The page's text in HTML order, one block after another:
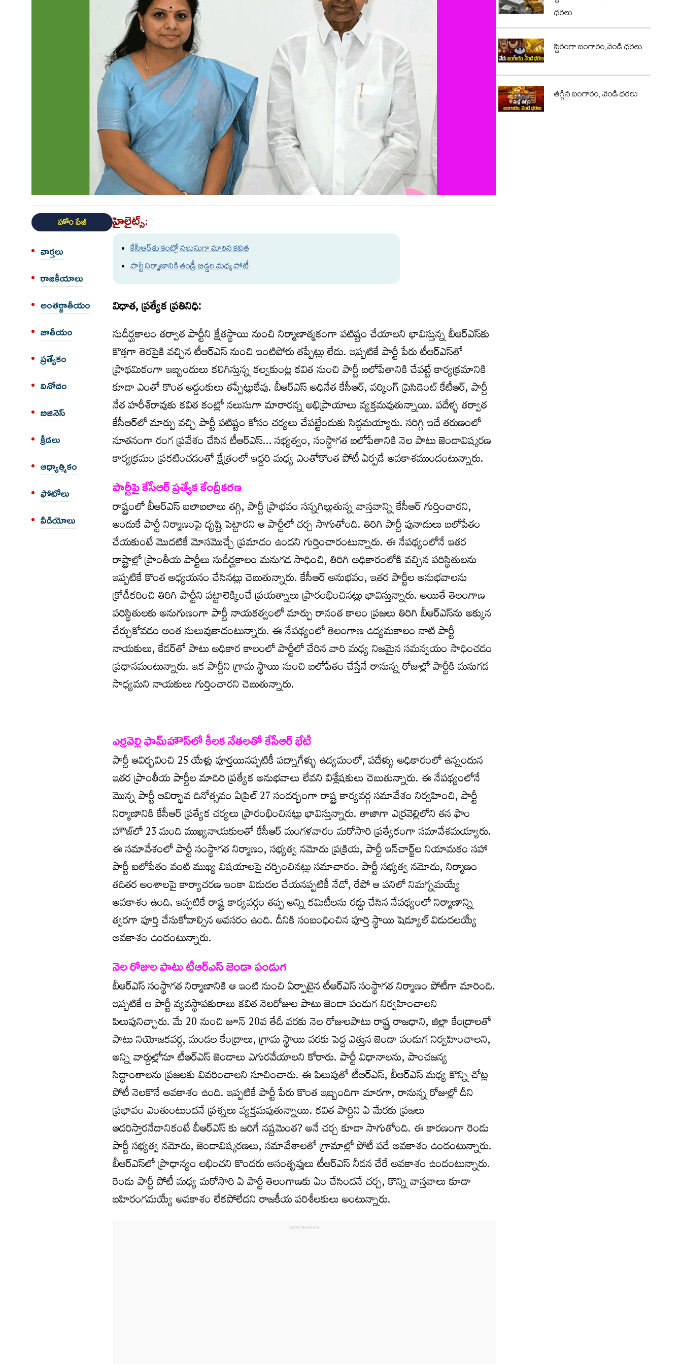
హోం పేజీ
వార్త‌లు
రాజకీయాలు
అంత‌ర్జాతీయం
జాతీయం
ప్రత్యేకం
వినోదం
బిజినెస్
క్రీడలు
ఆధ్యాత్మికం
ఫోటోలు
వీడియోలు
హైలైట్స్:
కేసీఆర్‌‌కు కంట్లో నలుసుగా మారిన కవిత
పార్టీ నిర్మాణానికి తండ్రీ బిడ్డల మధ్య పోటీ
విధాత, ప్రత్యేక ప్రతినిధి:
సుదీర్ఘకాలం తర్వాత పార్టీని క్షేతస్థాయి నుంచి నిర్మాణాత్మకంగా పటిష్టం చేయాలని భావిస్తున్న బీఆర్ఎస్‌కు
కొత్తగా తెరపైకి వచ్చిన టీఆర్ఎస్ నుంచి ఇంటిపోరు తప్పేట్లు లేదు. ఇప్పటికే పార్టీ పేరు టీఆర్ఎస్‌తో
ప్రాథమికంగా ఇబ్బందులు కలిగిస్తున్న కల్వకుంట్ల కవిత నుంచి పార్టీ బలోపేతానికి చేపట్టే కార్యక్రమానికి
కూడా ఎంతో కొంత అడ్డంకులు తప్పేట్లులేవు. బీఆర్ఎస్ అధినేత కేసీఆర్, వర్కింగ్ ప్రెసిడెంట్ కేటీఆర్, పార్టీ
నేత హరీశ్‌రావుకు కవిత కంట్లో నలుసుగా మారారన్న అభిప్రాయాలు వ్యక్తమవుతున్నాయి. పదేళ్ళ తర్వాత
కేసీఆర్‌లో మార్పు వచ్చి పార్టీ పటిష్టం కోసం చర్యలు చేపట్టేందుకు సిద్ధమయ్యారు. సరిగ్గి ఇదే తరుణంలో
నూతనంగా రంగ ప్రవేశం చేసిన టీఆర్ఎస్… సభ్యత్వం, సంస్థాగత బలోపేతానికి నెల పాటు జెండావిష్కరణ
కార్యక్రమం ప్రకటించడంతో క్షేత్రంలో ఇద్దరి మధ్య ఎంతోకొంత పోటీ ఏర్పడే అవకాశముందంటున్నారు.
పార్టీపై కేసీఆర్ ప్రత్యేక కేంద్రీకరణ
రాష్ట్రంలో బీఆర్ఎస్ బలాబలాలు తగ్గి, పార్టీ ప్రాభవం సన్నగిల్లుతున్న వాస్తవాన్ని కేసీఆర్‌ గుర్తించారని,
అందుకే పార్టీ నిర్మాణంపై దృష్టి పెట్టారని ఆ పార్టీలో చర్చ సాగుతోంది. తిరిగి పార్టీ పునాదులు బలోపేతం
చేయకుంటే మొదటికే మోసమొచ్చే ప్రమాదం ఉందని గుర్తించారంటున్నారు. ఈ నేపథ్యంలోనే ఇతర
రాష్ట్రాల్లో ప్రాంతీయ పార్టీలు సుదీర్ఘకాలం మనుగడ సాధించి, తిరిగి అధికారంలోకి వచ్చిన పరిస్థితులను
ఇప్పటికే కొంత అధ్యయనం చేసినట్లు చెబుతున్నారు. కేసీఆర్ అనుభవం, ఇతర పార్టీల అనుభవాలను
క్రోడీకరించి తిరిగి పార్టీని పట్టాలెక్కించే ప్రయత్నాలు ప్రారంభించినట్లు భావిస్తున్నారు. అయితే తెలంగాణ
పరిస్థితులకు అనుగుణంగా పార్టీ నాయకత్వంలో మార్పు రానంత కాలం ప్రజలు తిరిగి బీఆర్ఎస్‌ను అక్కున
చేర్చుకోవడం అంత సులువుకాదంటున్నారు. ఈ నేపథ్యంలో తెలంగాణ ఉద్యమకాలం నాటి పార్టీ
నాయకులు, కేడర్‌తో పాటు అధికార కాలంలో పార్టీలో చేరిన వారి మధ్య నిజమైన సమన్వయం సాధించడం
ప్రధానమంటున్నారు. ఇక పార్టీని గ్రామ స్థాయి నుంచి బలోపేతం చేస్తేనే రానున్న రోజుల్లో పార్టీకి మనుగడ
సాధ్యమని నాయకులు గుర్తించారని చెబుతున్నారు.
ఎర్రవెల్లి ఫామ్‌హౌస్‌లో కీలక నేతలతో కేసీఆర్‌ భేటీ
పార్టీ ఆవిర్భవించి 25 యేళ్లు పూర్తయినప్పటికీ పద్నాగేళ్ళు ఉద్యమంలో, పదేళ్ళు అధికారంలో ఉన్నందున
ఇతర ప్రాంతీయ పార్టీల మాదిరి ప్రత్యేక అనుభవాలు లేవని విశ్లేషకులు చెబుతున్నారు. ఈ నేపథ్యంలోనే
మొన్న పార్టీ ఆవిర్భావ దినోత్సవం ఏప్రిల్ 27 సందర్భంగా రాష్ట్ర కార్యవర్గ సమావేశం నిర్వహించి, పార్టీ
నిర్మాణానికి కేసీఆర్ ప్రత్యేక చర్యలు ప్రారంభించినట్లు భావిస్తున్నారు. తాజాగా ఎర్రవెల్లిలోని తన ఫాం
హౌజ్‌లో 23 మంది ముఖ్యనాయకులతో కేసీఆర్ మంగళవారం మరోసారి ప్రత్యేకంగా సమావేశమయ్యారు.
ఈ సమావేశంలో పార్టీ సంస్థాగత నిర్మాణం, సభ్యత్వ నమోదు ప్రక్రియ, పార్టీ ఇన్‌చార్జ్‌ల నియామకం సహా
పార్టీ బలోపేతం వంటి ముఖ్య విషయాలపై చర్చించినట్లు సమాచారం. పార్టీ సభ్యత్వ నమోదు, నిర్మాణం
తదితర అంశాలపై కార్యాచరణ ఇంకా విడుదల చేయనప్పటికీ నేడో, రేపో ఆ పనిలో నిమగ్నమయ్యే
అవకాశం ఉంది. ఇప్పటికే రాష్ట్ర కార్యవర్గం తప్ప అన్ని కమిటీలను రద్దు చేసిన నేపథ్యంలో నిర్మాణాన్ని
త్వరగా పూర్తి చేసుకోవాల్సిన అవసరం ఉంది. దీనికి సంబంధించిన పూర్తి స్థాయి షెడ్యూల్ విడుదలయ్యే
అవకాశం ఉందంటున్నారు.
నెల రోజుల పాటు టీఆర్ఎస్ జెండా పండుగ
బీఆర్ఎస్ సంస్థాగత నిర్మాణానికి ఆ ఇంటి నుంచి ఏర్పాటైన టీఆర్ఎస్ సంస్థాగత నిర్మాణం పోటీగా మారింది.
ఇప్పటికే ఆ పార్టీ వ్యవస్థాపకురాలు కవిత నెలరోజుల పాటు జెండా పండుగ నిర్వహించాలని
పిలుపునిచ్చారు. మే 20 నుంచి జూన్ 20వ తేదీ వరకు నెల రోజులపాటు రాష్ట్ర రాజధాని, జిల్లా కేంద్రాలతో
పాటు నియోజకవర్గ, మండల కేంద్రాలు, గ్రామ స్థాయి వరకు పెద్ద ఎత్తున జెండా పండుగ నిర్వహించాలని,
అన్ని వార్డుల్లోనూ టీఆర్ఎస్ జెండాలు ఎగురవేయాలని కోరారు. పార్టీ విధానాలను, పాంచజన్య
సిద్ధాంతాలను ప్రజలకు వివరించాలని సూచించారు. ఈ పిలుపుతో టీఆర్ఎస్, బీఆర్ఎస్ మధ్య కొన్ని చోట్ల
పోటీ నెలకొనే అవకాశం ఉంది. ఇప్పటికే పార్టీ పేరు కొంత ఇబ్బందిగా మారగా, రానున్న రోజుల్లో దీని
ప్రభావం ఎంతుంటుందనే ప్రశ్నలు వ్యక్తమవుతున్నాయి. కవిత పార్టిని ఏ మేరకు ప్రజలు
ఆదరిస్తారనేదానికంటే బీఆర్ఎస్ కు జరిగే నష్టమెంత? అనే చర్చ కూడా సాగుతోంది. ఈ కారణంగా రెండు
పార్టీ సభ్యత్వ నమోదు, జెండావిష్కరణలు, సమావేశాలతో గ్రామాల్లో పోటీ పడే అవకాశం ఉందంటున్నారు.
బీఆర్ఎస్‌లో ప్రాధాన్యం లభించని కొందరు అసంతృప్తులు టీఆర్ఎస్ నీడన చేరే అవకాశం ఉందంటున్నారు.
రెండు పార్టీ పోటీ మధ్య మరోసారి ఏ పార్టీ తెలంగాణకు ఏం చేసిందనే చర్చ, కొన్ని వాస్తవాలు కూడా
బహిరంగమయ్యే అవకాశం లేకపోలేదని రాజకీయ పరిశీలకులు అంటున్నారు.
ధరలు
స్థిరంగా బంగారం,వెండి ధరలు
తగ్గిన బంగారం, వెండి ధరలు